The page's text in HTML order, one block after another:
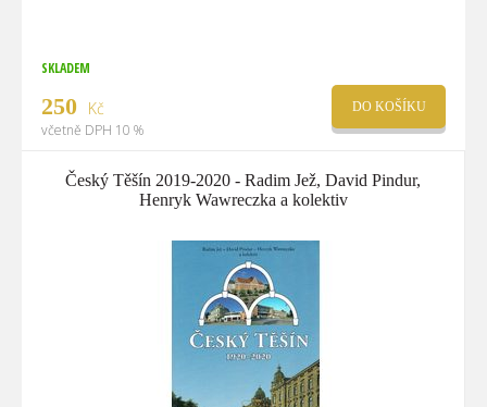
SKLADEM
250 Kč
včetně DPH 10 %
DO KOŠÍKU
Český Těšín 2019-2020 - Radim Jež, David Pindur,
Henryk Wawreczka a kolektiv